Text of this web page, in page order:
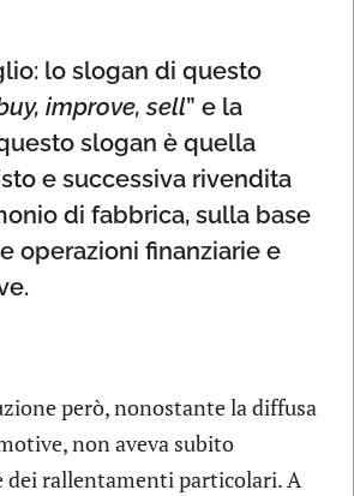
lo slogan di questo
improve, sell” e la
slogan è quella
e successiva rivendita
di fabbrica, sulla base
operazioni finanziarie e
però, nonostante la diffusa
non aveva subito
dei rallentamenti particolari. A